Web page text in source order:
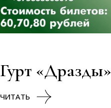
Гурт «Дразды»
ЧИТАТЬ